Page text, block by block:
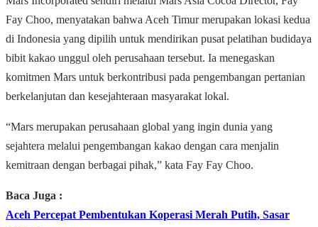
Fay Choo, menyatakan bahwa Aceh Timur merupakan lokasi kedua
di Indonesia yang dipilih untuk mendirikan pusat pelatihan budidaya
bibit kakao unggul oleh perusahaan tersebut. Ia menegaskan
komitmen Mars untuk berkontribusi pada pengembangan pertanian
berkelanjutan dan kesejahteraan masyarakat lokal.
“Mars merupakan perusahaan global yang ingin dunia yang
sejahtera melalui pengembangan kakao dengan cara menjalin
kemitraan dengan berbagai pihak,” kata Fay Fay Choo.
Baca Juga :
Aceh Percepat Pembentukan Koperasi Merah Putih, Sasar